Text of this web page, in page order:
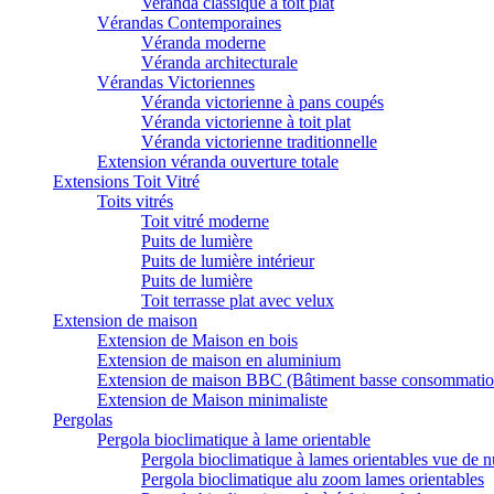
Vérandas Contemporaines
Véranda moderne
Véranda architecturale
Vérandas Victoriennes
Véranda victorienne à pans coupés
Véranda victorienne à toit plat
Véranda victorienne traditionnelle
Extension véranda ouverture totale
Extensions Toit Vitré
Toits vitrés
Toit vitré moderne
Puits de lumière
Puits de lumière intérieur
Puits de lumière
Toit terrasse plat avec velux
Extension de maison
Extension de Maison en bois
Extension de maison en aluminium
Extension de maison BBC (Bâtiment basse
Extension de Maison minimaliste
Pergolas
Pergola bioclimatique à lame orientable
Pergola bioclimatique à lames orientables vue de
Pergola bioclimatique alu zoom lames orientables